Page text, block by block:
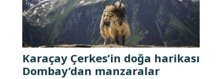
Karaçay Çerkes’in doğa harikası
Dombay’dan manzaralar